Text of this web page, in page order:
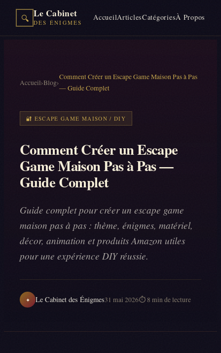
🔍 Le Cabinet
DES ÉNIGMES
AccueilArticlesCatégoriesÀ Propos
Accueil›Blog›
Comment Créer un Escape Game Maison Pas à Pas
— Guide Complet
🔐 ESCAPE GAME MAISON / DIY
Comment Créer un Escape
Game Maison Pas à Pas —
Guide Complet
Guide complet pour créer un escape game
maison pas à pas : thème, énigmes, matériel,
décor, animation et produits Amazon utiles
pour une expérience DIY réussie.
✦ Le Cabinet des Énigmes31 mai 2026⏱ 8 min de lecture